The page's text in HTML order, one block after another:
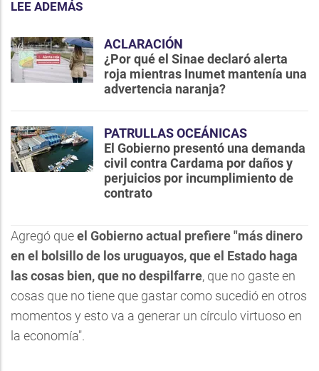
LEE ADEMÁS
ACLARACIÓN
¿Por qué el Sinae declaró alerta
roja mientras Inumet mantenía una
advertencia naranja?
PATRULLAS OCEÁNICAS
El Gobierno presentó una demanda
civil contra Cardama por daños y
perjuicios por incumplimiento de
contrato
Agregó queel Gobierno actual prefiere "más dinero
en el bolsillo de los uruguayos, que el Estado haga
las cosas bien, que no despilfarre, que no gaste en
cosas que no tiene que gastar como sucedió en otros
momentos y esto va a generar un círculo virtuoso en
la economía".